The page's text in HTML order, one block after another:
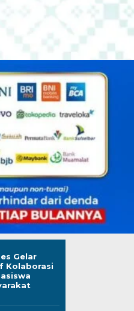
Gelar
Kolaborasi